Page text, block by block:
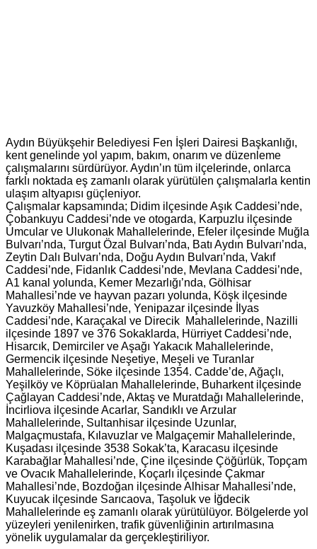
Aydın Büyükşehir Belediyesi Fen İşleri Dairesi Başkanlığı,
kent genelinde yol yapım, bakım, onarım ve düzenleme
çalışmalarını sürdürüyor. Aydın’ın tüm ilçelerinde, onlarca
farklı noktada eş zamanlı olarak yürütülen çalışmalarla kentin
ulaşım altyapısı güçleniyor.
Çalışmalar kapsamında; Didim ilçesinde Aşık Caddesi’nde,
Çobankuyu Caddesi’nde ve otogarda, Karpuzlu ilçesinde
Umcular ve Ulukonak Mahallelerinde, Efeler ilçesinde Muğla
Bulvarı’nda, Turgut Özal Bulvarı’nda, Batı Aydın Bulvarı’nda,
Zeytin Dalı Bulvarı’nda, Doğu Aydın Bulvarı’nda, Vakıf
Caddesi’nde, Fidanlık Caddesi’nde, Mevlana Caddesi’nde,
A1 kanal yolunda, Kemer Mezarlığı’nda, Gölhisar
Mahallesi’nde ve hayvan pazarı yolunda, Köşk ilçesinde
Yavuzköy Mahallesi’nde, Yenipazar ilçesinde İlyas
Caddesi’nde, Karaçakal ve Direcik Mahallelerinde, Nazilli
ilçesinde 1897 ve 376 Sokaklarda, Hürriyet Caddesi’nde,
Hisarcık, Demirciler ve Aşağı Yakacık Mahallelerinde,
Germencik ilçesinde Neşetiye, Meşeli ve Turanlar
Mahallelerinde, Söke ilçesinde 1354. Cadde’de, Ağaçlı,
Yeşilköy ve Köprüalan Mahallelerinde, Buharkent ilçesinde
Çağlayan Caddesi’nde, Aktaş ve Muratdağı Mahallelerinde,
İncirliova ilçesinde Acarlar, Sandıklı ve Arzular
Mahallelerinde, Sultanhisar ilçesinde Uzunlar,
Malgaçmustafa, Kılavuzlar ve Malgaçemir Mahallelerinde,
Kuşadası ilçesinde 3538 Sokak’ta, Karacasu ilçesinde
Karabağlar Mahallesi’nde, Çine ilçesinde Çöğürlük, Topçam
ve Ovacık Mahallelerinde, Koçarlı ilçesinde Çakmar
Mahallesi’nde, Bozdoğan ilçesinde Alhisar Mahallesi’nde,
Kuyucak ilçesinde Sarıcaova, Taşoluk ve İğdecik
Mahallelerinde eş zamanlı olarak yürütülüyor. Bölgelerde yol
yüzeyleri yenilenirken, trafik güvenliğinin artırılmasına
yönelik uygulamalar da gerçekleştiriliyor.